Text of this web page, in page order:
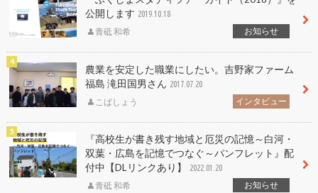
公開します 2019.10.18
青砥 和希 お知らせ
農業を安定した職業にしたい。吉野家ファーム
福島 滝田国男さん 2017.07.20
こばしょう インタビュー
『高校生が書き残す地域と厄災の記憶～白河・
双葉・広島を記憶でつなぐ～パンフレット』配
付中【DLリンクあり】
2022.01.20
青砥 和希 お知らせ